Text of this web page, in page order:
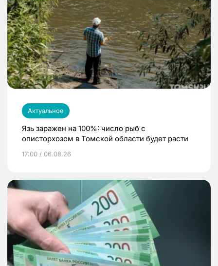
Актуальное
Язь заражен на 100%: число рыб с
описторхозом в Томской области будет расти
17:00 / 06.08.26